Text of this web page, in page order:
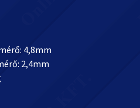
4,8mm
2,4mm